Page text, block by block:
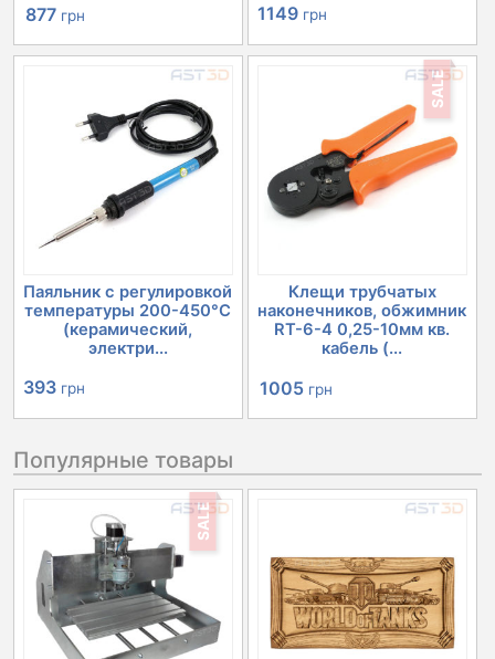
Первоначальная
цена
1005 грн.
877 грн
цена:
1149 грн
Паяльник с регулировкой
температуры 200-450°C
(керамический,
электри...
393 грн
SALE
Клещи трубчатых
наконечников, обжимник
RT-6-4 0,25-10мм кв.
кабель (...
Первоначальная
цена
1005 грн
цена:
Популярные товары
SALE